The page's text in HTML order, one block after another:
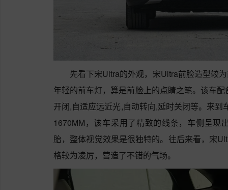
先看下宋Ultra的外观，宋Ultra前脸造型较
年轻的前车灯，算是前脸上的点睛之笔。该车
开闭,自适应远近光,自动转向,延时关闭等。来
1670MM，该车采用了精致的线条，车侧呈现
胎，整体视觉效果是很独特的。往后来看，宋
格较为凌厉，营造了不错的气场。